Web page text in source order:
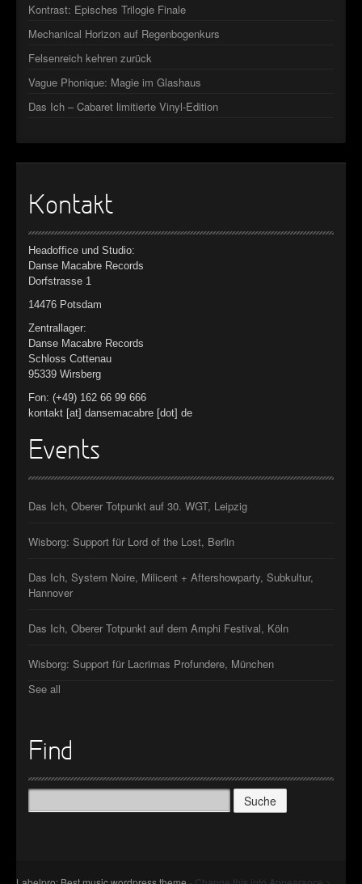
Kontrast: Episches Trilogie Finale
Mechanical Horizon auf Regenbogenkurs
Felsenreich kehren zurück
Vague Phonique: Magie im Glashaus
Das Ich – Cabaret limitierte Vinyl-Edition
Kontakt
Headoffice und Studio:
Danse Macabre Records
Dorfstrasse 1
14476 Potsdam
Zentrallager:
Danse Macabre Records
Schloss Cottenau
95339 Wirsberg
Fon: (+49) 162 66 99 666
kontakt [at] dansemacabre [dot] de
Events
Das Ich, Oberer Totpunkt auf 30. WGT, Leipzig
Wisborg: Support für Lord of the Lost, Berlin
Das Ich, System Noire, Milicent + Aftershowparty, Subkultur,
Hannover
Das Ich, Oberer Totpunkt auf dem Amphi Festival, Köln
Wisborg: Support für Lacrimas Profundere, München
See all
Find
Suche
nach: